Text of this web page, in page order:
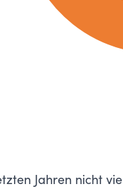
Jahren nicht